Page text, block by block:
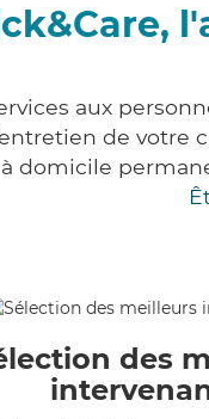
aux
de votre
domicile
des